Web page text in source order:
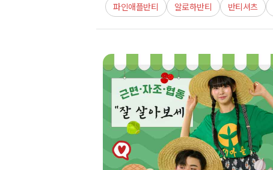
파인애플반티
알로하반티 반티셔츠